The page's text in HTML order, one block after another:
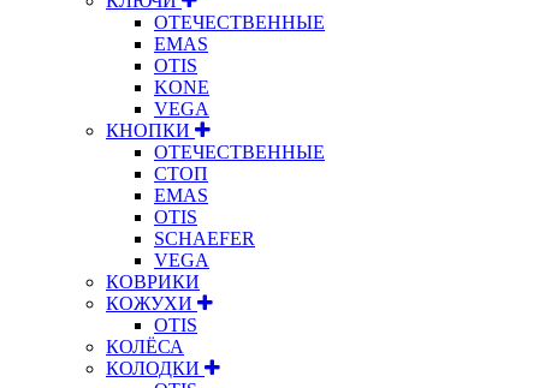
ОТЕЧЕСТВЕННЫЕ
EMAS
OTIS
KONE
VEGA
КНОПКИ
ОТЕЧЕСТВЕННЫЕ
СТОП
EMAS
OTIS
SCHAEFER
VEGA
КОВРИКИ
КОЖУХИ
OTIS
КОЛЁСА
КОЛОДКИ